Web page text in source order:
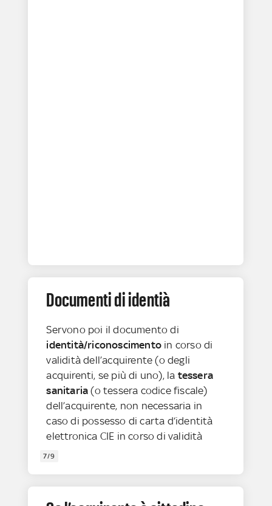
Documenti di identià
Servono poi il documento di
identità/riconoscimento in corso di
validità dell’acquirente (o degli
acquirenti, se più di uno), la tessera
sanitaria (o tessera codice fiscale)
dell’acquirente, non necessaria in
caso di possesso di carta d‘identità
elettronica CIE in corso di validità
7/9